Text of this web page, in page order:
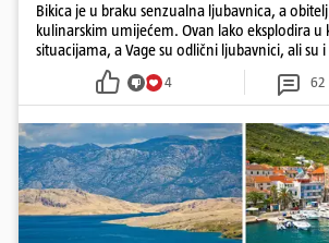
Bikica je u braku senzualna ljubavnica, a
kulinarskim umijećem. Ovan lako eksplodira u
situacijama, a Vage su odlični ljubavnici, ali su
4 62